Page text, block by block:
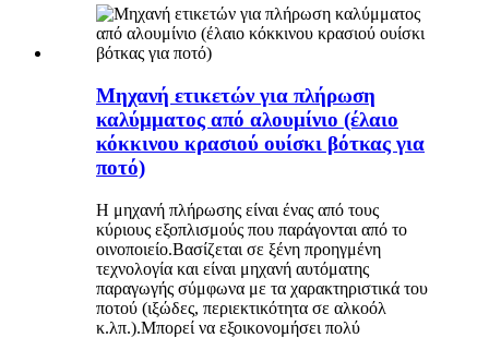
Μηχανή ετικετών για πλήρωση
καλύμματος από αλουμίνιο (έλαιο
κόκκινου κρασιού ουίσκι βότκας για
ποτό)
Η μηχανή πλήρωσης είναι ένας από τους
κύριους εξοπλισμούς που παράγονται από το
οινοποιείο.Βασίζεται σε ξένη προηγμένη
τεχνολογία και είναι μηχανή αυτόματης
παραγωγής σύμφωνα με τα χαρακτηριστικά του
ποτού (ιξώδες, περιεκτικότητα σε αλκοόλ
κ.λπ.).Μπορεί να εξοικονομήσει πολύ